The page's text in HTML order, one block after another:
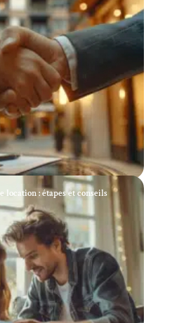
location : étapes et conseils